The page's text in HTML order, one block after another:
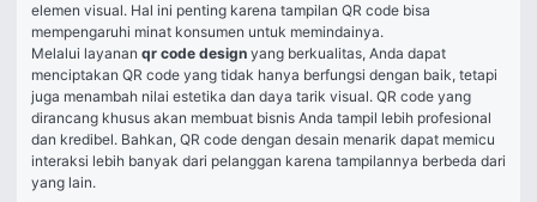
elemen visual. Hal ini penting karena tampilan QR code bisa
mempengaruhi minat konsumen untuk memindainya.
Melalui layanan qr code design yang berkualitas, Anda dapat
menciptakan QR code yang tidak hanya berfungsi dengan baik, tetapi
juga menambah nilai estetika dan daya tarik visual. QR code yang
dirancang khusus akan membuat bisnis Anda tampil lebih profesional
dan kredibel. Bahkan, QR code dengan desain menarik dapat memicu
interaksi lebih banyak dari pelanggan karena tampilannya berbeda dari
yang lain.